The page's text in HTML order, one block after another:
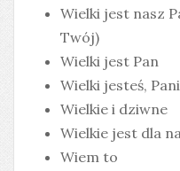
Wielki jest nasz
Twój)
Wielki jest Pan
Wielki jesteś,
Wielkie i dziwne
Wielkie jest dla
Wiem to